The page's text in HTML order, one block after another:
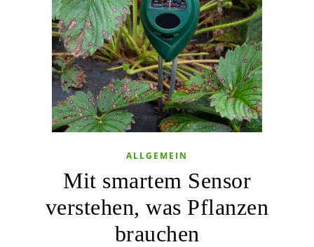
ALLGEMEIN
Mit smartem Sensor
verstehen, was Pflanzen
brauchen